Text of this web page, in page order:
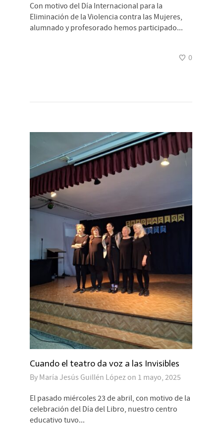
Con motivo del Día Internacional para la
Eliminación de la Violencia contra las Mujeres,
alumnado y profesorado hemos participado...
0
Cuando el teatro da voz a las Invisibles
By María Jesús Guillén López on 1 mayo, 2025
El pasado miércoles 23 de abril, con motivo de la
celebración del Día del Libro, nuestro centro
educativo tuvo...